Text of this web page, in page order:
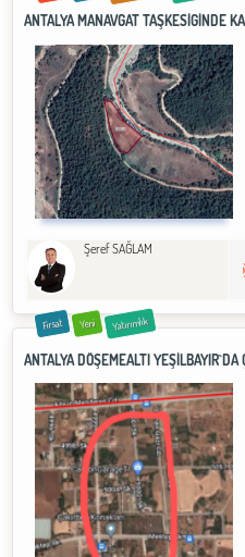
Şeref SAĞLAM
Fırsat Yeni Yatırımlık